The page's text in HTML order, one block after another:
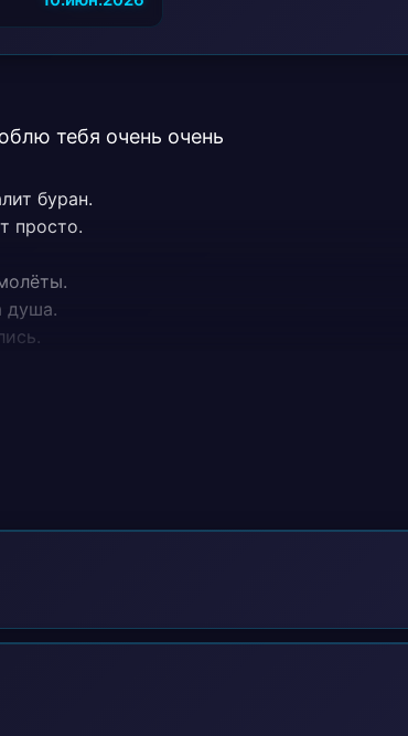
тебя очень очень
буран.
просто.
душа.